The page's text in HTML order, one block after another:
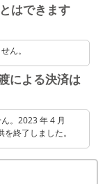
はできます
ん。
による決済は
。2023 年 4 月
終了しました。